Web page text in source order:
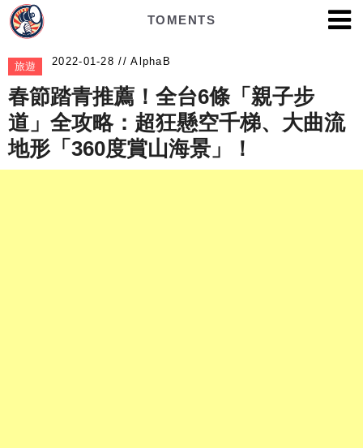
TOMENTS
旅遊 AlphaB
春節踏青推薦！全台6條「親子步
道」全攻略：超狂懸空千梯、大曲流
地形「360度賞山海景」！